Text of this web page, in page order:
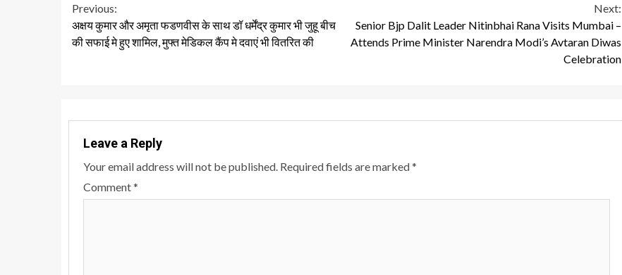
Continue
Reading
Previous:
अक्षय कुमार और अमृता फडणवीस के साथ डॉ धर्मेंद्र कुमार भी जुहू बीच
की सफाई मे हुए शामिल, मुफ्त मेडिकल कैंप मे दवाएं भी वितरित की
Next:
Senior Bjp Dalit Leader Nitinbhai Rana Visits Mumbai –
Attends Prime Minister Narendra Modi’s Avtaran Diwas
Celebration
Leave a Reply
Your email address will not be published. Required fields are marked*
Comment*